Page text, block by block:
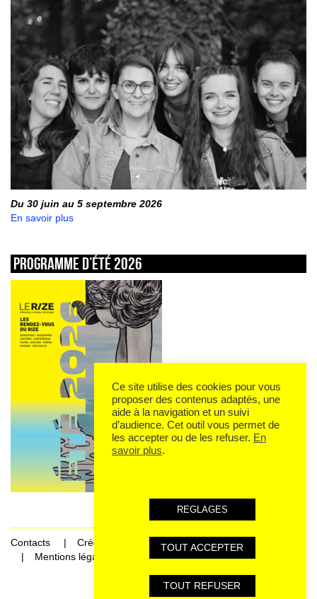
Du 30 juin au 5 septembre 2026
En savoir plus
Programme d’été 2026
Contacts
Crédits
Mentions légales et données personnelles
Ce site utilise des cookies pour vous
proposer des contenus adaptés, une
aide à la navigation et un suivi
d’audience. Cet outil vous permet de
les accepter ou de les refuser. En
savoir plus.
REGLAGES
TOUT ACCEPTER
TOUT REFUSER